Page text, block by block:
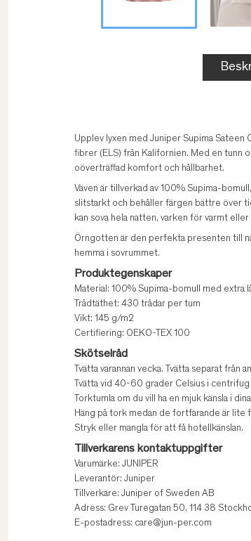
Upplev lyxen med Juniper Supima
fibrer (ELS) från Kalifornien. Med en tunn
oöverträffad komfort och hållbarhet.
Väven är tillverkad av 100% Supima-
slitstarkt och behåller färgen bättre över
kan sova hela natten, varken för varmt
Örngotten är den perfekta presenten till
hemma i sovrummet.
Produktegenskaper
Material: 100% Supima-bomull med extra
Trådtäthet: 430 trådar per tum
Vikt: 145 g/m2
Certifiering: OEKO-TEX 100
Skötselråd
Tvätta varannan vecka. Tvätta separat
Tvätta vid 40-60 grader Celsius i
Torktumla om du vill ha en mjuk känsla i
Häng på tork medan de fortfarande är lite
Stryk eller mangla för att få hotellkänslan.
Tillverkarens kontaktuppgifter
Varumärke: JUNIPER
Leverantör: Juniper
Tillverkare: Juniper of Sweden AB
Adress: Grev Turegatan 50, 114 38
E-postadress: care@jun-per.com